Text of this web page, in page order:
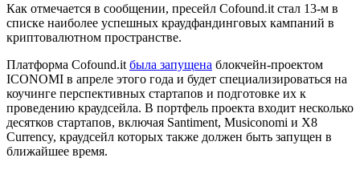
Как отмечается в сообщении, пресейл Cofound.it стал 13-м в
списке наиболее успешных краудфандинговых кампаний в
криптовалютном пространстве.
Платформа Cofound.it была запущена блокчейн-проектом
ICONOMI в апреле этого года и будет специализироваться на
коучинге перспективных стартапов и подготовке их к
проведению краудсейла. В портфель проекта входит несколько
десятков стартапов, включая Santiment, Musiconomi и X8
Currency, краудсейл которых также должен быть запущен в
ближайшее время.